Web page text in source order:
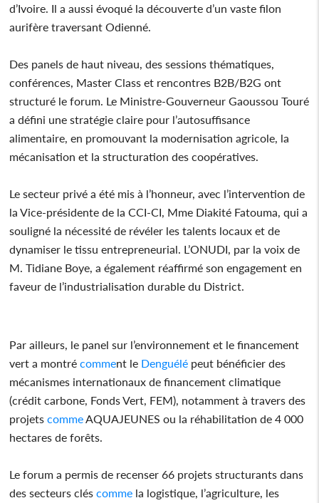
d’Ivoire. Il a aussi évoqué la découverte d’un vaste filon
aurifère traversant Odienné.
Des panels de haut niveau, des sessions thématiques,
conférences, Master Class et rencontres B2B/B2G ont
structuré le forum. Le Ministre-Gouverneur Gaoussou Touré
a défini une stratégie claire pour l’autosuffisance
alimentaire, en promouvant la modernisation agricole, la
mécanisation et la structuration des coopératives.
Le secteur privé a été mis à l’honneur, avec l’intervention de
la Vice-présidente de la CCI-CI, Mme Diakité Fatouma, qui a
souligné la nécessité de révéler les talents locaux et de
dynamiser le tissu entrepreneurial. L’ONUDI, par la voix de
M. Tidiane Boye, a également réaffirmé son engagement en
faveur de l’industrialisation durable du District.
Par ailleurs, le panel sur l’environnement et le financement
vert a montré comment le Denguélé peut bénéficier des
mécanismes internationaux de financement climatique
(crédit carbone, Fonds Vert, FEM), notamment à travers des
projets comme AQUAJEUNES ou la réhabilitation de 4 000
hectares de forêts.
Le forum a permis de recenser 66 projets structurants dans
des secteurs clés comme la logistique, l’agriculture, les